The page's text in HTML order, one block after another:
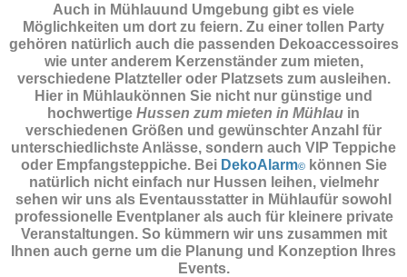
Auch in Mühlauund Umgebung gibt es viele
Möglichkeiten um dort zu feiern. Zu einer tollen Party
gehören natürlich auch die passenden Dekoaccessoires
wie unter anderem Kerzenständer zum mieten,
verschiedene Platzteller oder Platzsets zum ausleihen.
Hier in Mühlaukönnen Sie nicht nur günstige und
hochwertige Hussen zum mieten in Mühlau in
verschiedenen Größen und gewünschter Anzahl für
unterschiedlichste Anlässe, sondern auch VIP Teppiche
oder Empfangsteppiche. Bei DekoAlarm©
können Sie
natürlich nicht einfach nur Hussen leihen, vielmehr
sehen wir uns als Eventausstatter in Mühlaufür sowohl
professionelle Eventplaner als auch für kleinere private
Veranstaltungen. So kümmern wir uns zusammen mit
Ihnen auch gerne um die Planung und Konzeption Ihres
Events.